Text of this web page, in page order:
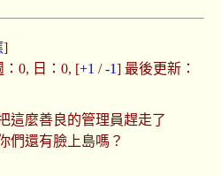
]
：0, 日：0, [+1 /-1] 最後更新：
這麼善良的管理員趕走了
們還有臉上島嗎？